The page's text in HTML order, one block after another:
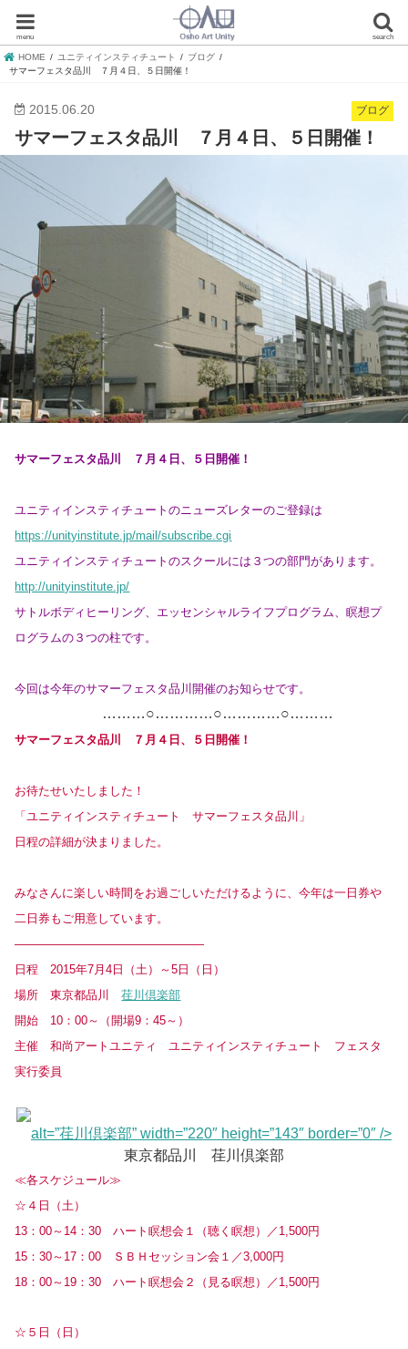
search
menu
HOME ユニティインスティチュート
ブログ
サマーフェスタ品川 ７月４日、５日開催！
ブログ
2015.06.20
サマーフェスタ品川 ７月４日、５日開催！
サマーフェスタ品川 ７月４日、５日開催！
ユニティインスティチュートのニューズレターのご登録は
https://unityinstitute.jp/mail/subscribe.cgi
ユニティインスティチュートのスクールには３つの部門があります。
http://unityinstitute.jp/
サトルボディヒーリング、エッセンシャルライフプログラム、瞑想プ
ログラムの３つの柱です。
今回は今年のサマーフェスタ品川開催のお知らせです。
………○…………○…………○………
サマーフェスタ品川 ７月４日、５日開催！
お待たせいたしました！
「ユニティインスティチュート サマーフェスタ品川」
日程の詳細が決まりました。
みなさんに楽しい時間をお過ごしいただけるように、今年は一日券や
二日券もご用意しています。
————————————————
日程 2015年7月4日（土）～5日（日）
場所 東京都品川荏川倶楽部
開始 10：00～（開場9：45～）
主催 和尚アートユニティ ユニティインスティチュート フェスタ
実行委員
alt=”荏川倶楽部” width=”220″ height=”143″ border=”0″ />
東京都品川 荏川倶楽部
≪各スケジュール≫
☆４日（土）
13：00～14：30 ハート瞑想会１（聴く瞑想）／1,500円
15：30～17：00 ＳＢＨセッション会１／3,000円
18：00～19：30 ハート瞑想会２（見る瞑想）／1,500円
☆５日（日）